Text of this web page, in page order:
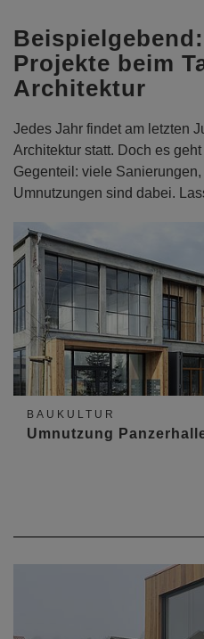
Projekte beim
Architektur
Jedes Jahr findet am letzten
Architektur statt. Doch es
Gegenteil: viele
Umnutzungen sind dabei.
BAUKULTUR
Umnutzung